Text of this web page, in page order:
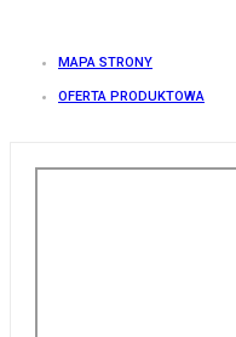
MAPA STRONY
OFERTA PRODUKTOWA